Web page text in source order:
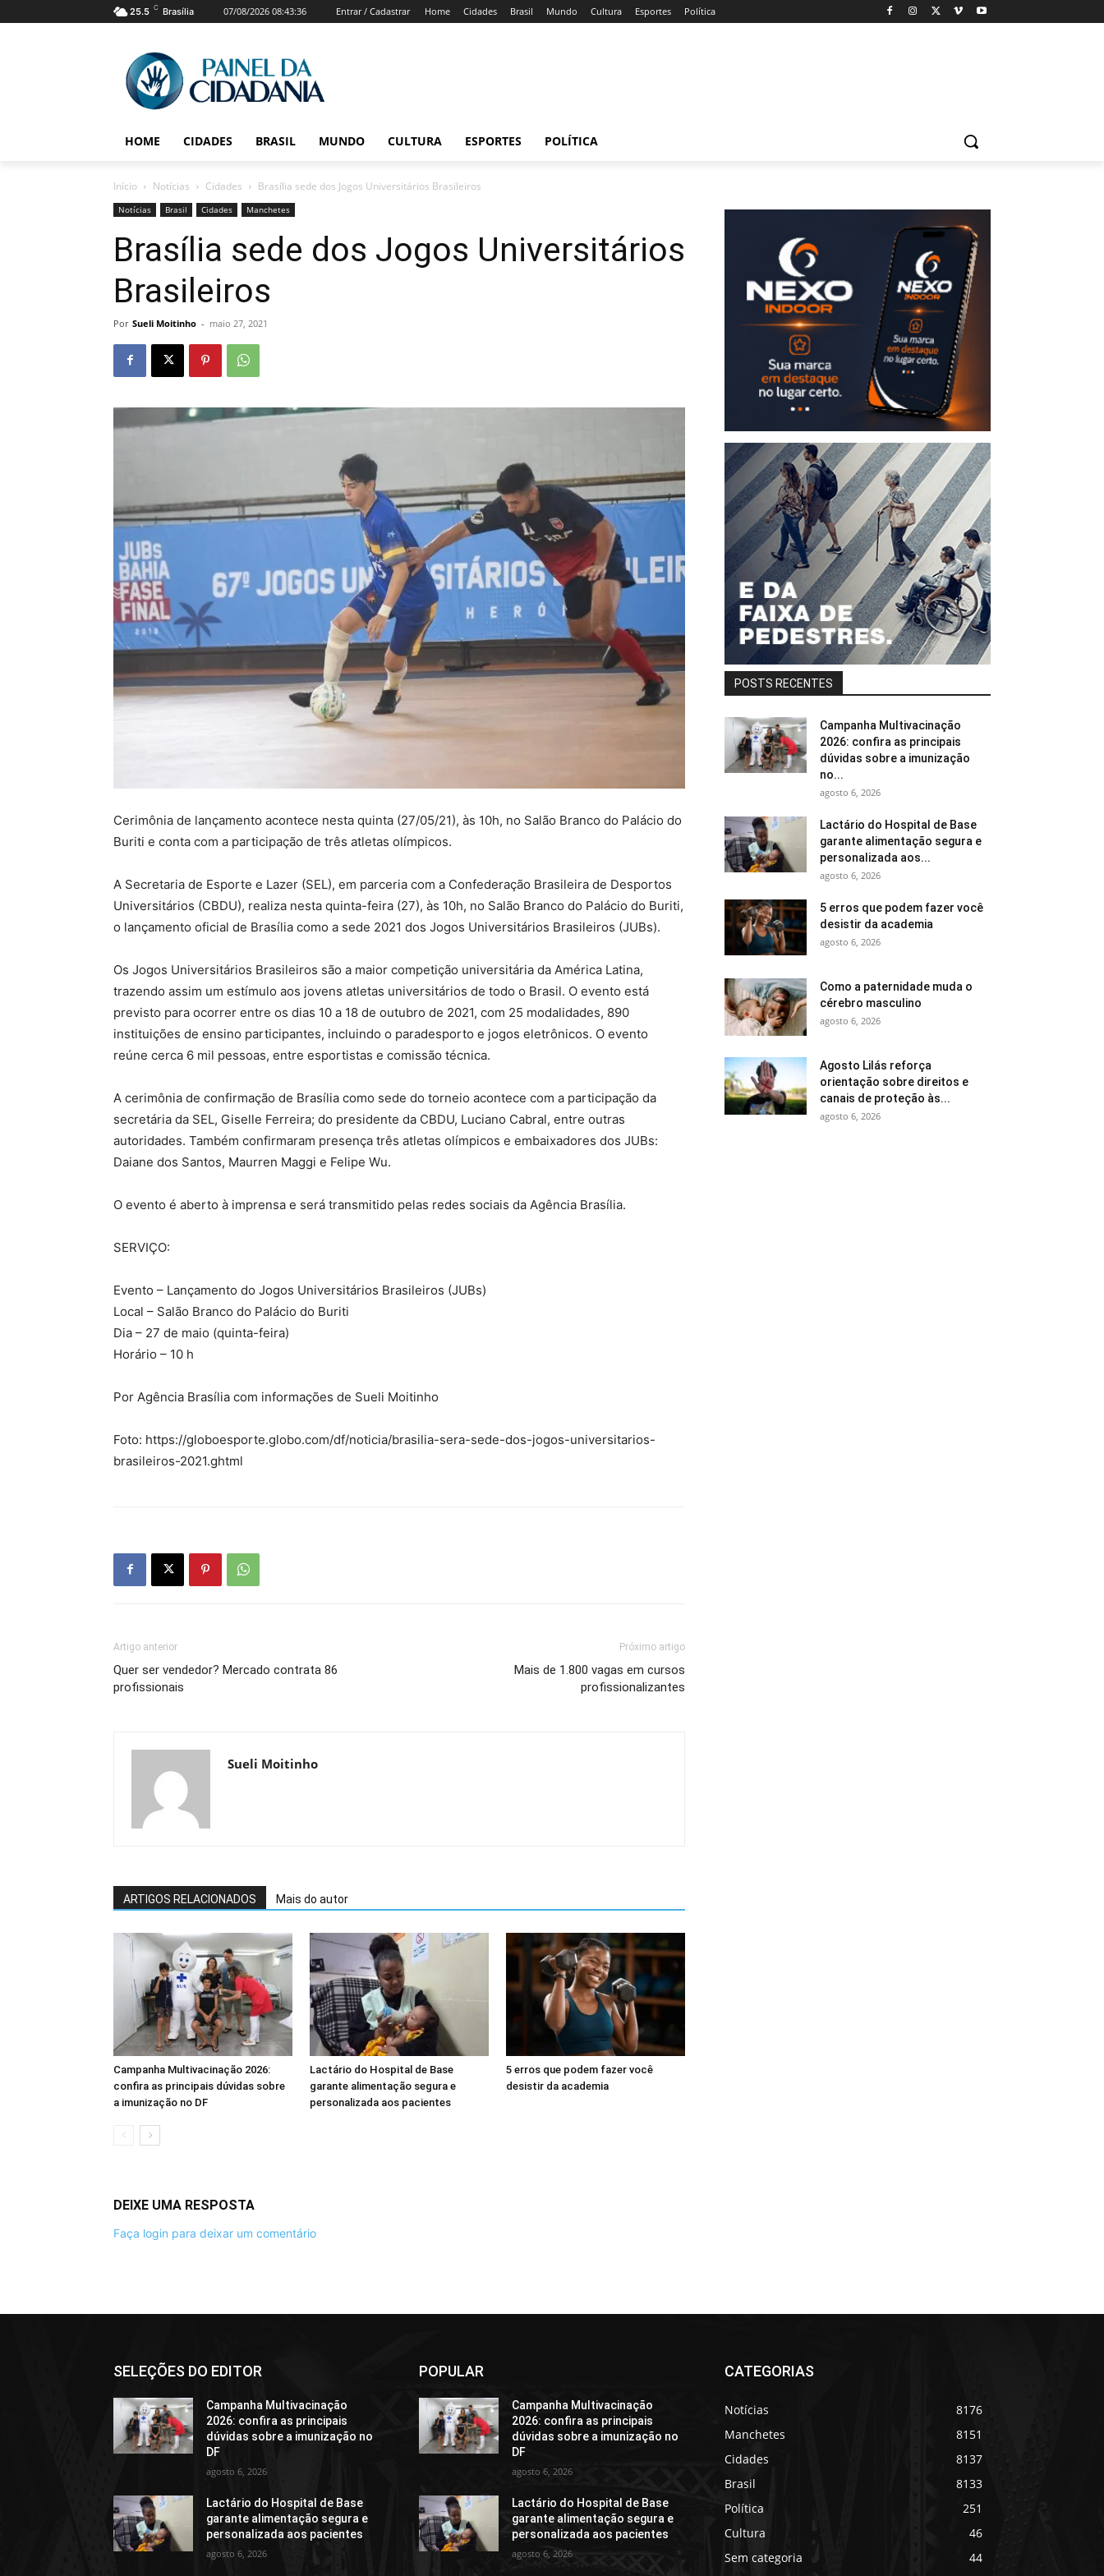
25.5 C Brasília 07/08/2026 08:43:36 Entrar / Cadastrar Home Cidades Brasil Mundo Cultura Esportes Política
HOME CIDADES BRASIL MUNDO CULTURA ESPORTES POLÍTICA
Início Notícias Cidades Brasília sede dos Jogos Universitários Brasileiros
Notícias Brasil Cidades Manchetes
Brasília sede dos Jogos Universitários
Brasileiros
Por Sueli Moitinho - maio 27, 2021
Cerimônia de lançamento acontece nesta quinta (27/05/21), às 10h, no Salão Branco do Palácio do
Buriti e conta com a participação de três atletas olímpicos.
A Secretaria de Esporte e Lazer (SEL), em parceria com a Confederação Brasileira de Desportos
Universitários (CBDU), realiza nesta quinta-feira (27), às 10h, no Salão Branco do Palácio do Buriti,
o lançamento oficial de Brasília como a sede 2021 dos Jogos Universitários Brasileiros (JUBs).
Os Jogos Universitários Brasileiros são a maior competição universitária da América Latina,
trazendo assim um estímulo aos jovens atletas universitários de todo o Brasil. O evento está
previsto para ocorrer entre os dias 10 a 18 de outubro de 2021, com 25 modalidades, 890
instituições de ensino participantes, incluindo o paradesporto e jogos eletrônicos. O evento
reúne cerca 6 mil pessoas, entre esportistas e comissão técnica.
A cerimônia de confirmação de Brasília como sede do torneio acontece com a participação da
secretária da SEL, Giselle Ferreira; do presidente da CBDU, Luciano Cabral, entre outras
autoridades. Também confirmaram presença três atletas olímpicos e embaixadores dos JUBs:
Daiane dos Santos, Maurren Maggi e Felipe Wu.
O evento é aberto à imprensa e será transmitido pelas redes sociais da Agência Brasília.
SERVIÇO:
Evento – Lançamento do Jogos Universitários Brasileiros (JUBs)
Local – Salão Branco do Palácio do Buriti
Dia – 27 de maio (quinta-feira)
Horário – 10 h
Por Agência Brasília com informações de Sueli Moitinho
Foto: https://globoesporte.globo.com/df/noticia/brasilia-sera-sede-dos-jogos-universitarios-
brasileiros-2021.ghtml
Artigo anterior
Quer ser vendedor? Mercado contrata 86
profissionais
Próximo artigo
Mais de 1.800 vagas em cursos
profissionalizantes
Sueli Moitinho
ARTIGOS RELACIONADOS Mais do autor
Campanha Multivacinação 2026:
confira as principais dúvidas sobre
a imunização no DF
Lactário do Hospital de Base
garante alimentação segura e
personalizada aos pacientes
5 erros que podem fazer você
desistir da academia
DEIXE UMA RESPOSTA
Faça login para deixar um comentário
POSTS RECENTES
Campanha Multivacinação
2026: confira as principais
dúvidas sobre a imunização
no...
agosto 6, 2026
Lactário do Hospital de Base
garante alimentação segura e
personalizada aos...
agosto 6, 2026
5 erros que podem fazer você
desistir da academia
agosto 6, 2026
Como a paternidade muda o
cérebro masculino
agosto 6, 2026
Agosto Lilás reforça
orientação sobre direitos e
canais de proteção às...
agosto 6, 2026
SELEÇÕES DO EDITOR
Campanha Multivacinação
2026: confira as principais
dúvidas sobre a imunização no
DF
agosto 6, 2026
Lactário do Hospital de Base
garante alimentação segura e
personalizada aos pacientes
agosto 6, 2026
POPULAR
Campanha Multivacinação
2026: confira as principais
dúvidas sobre a imunização no
DF
agosto 6, 2026
Lactário do Hospital de Base
garante alimentação segura e
personalizada aos pacientes
agosto 6, 2026
CATEGORIAS
Notícias
8176
Manchetes
8151
Cidades
8137
Brasil
8133
Política
251
Cultura
46
Sem categoria
44